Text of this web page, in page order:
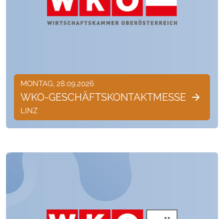
MONTAG, 28.09.2026
WKO-GESCHÄFTSKONTAKTMESSE
LINZ